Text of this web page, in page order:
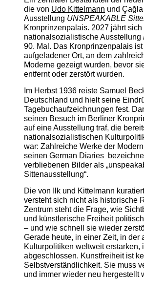
die von Udo Kittelmann und
Ausstellung UNSPEAKABLE
Kronprinzenpalais. 2027 jährt sich
nationalsozialistische Ausstellung
90. Mal. Das Kronprinzenpalais
aufgeladener Ort, an dem
Moderne gezeigt wurden, bevor
entfernt oder zerstört wurden.
Im Herbst 1936 reiste Samuel
Deutschland und hielt seine
Tagebuchaufzeichnungen fest.
seinen Besuch im Berliner
auf eine Ausstellung traf, die
nationalsozialistischen
war: Zahlreiche Werke der
seinen German Diaries
verbliebenen Bilder als
Sittenausstellung“.
Die von Ilk und Kittelmann
versteht sich nicht als historische
Zentrum steht die Frage, wie
und künstlerische Freiheit
– und wie schnell sie wieder
Gerade heute, in einer Zeit, in der
Kulturpolitiken weltweit erstarken,
abgeschlossen. Kunstfreiheit ist
Selbstverständlichkeit. Sie muss
und immer wieder neu hergestellt